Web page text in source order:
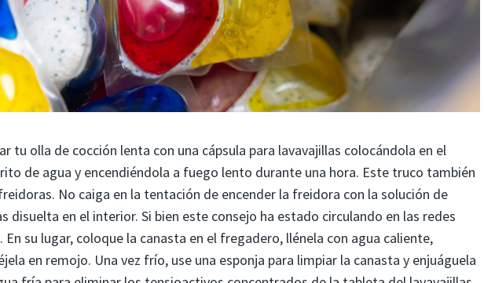
tu olla de cocción lenta con una cápsula para lavavajillas colocándola en el
de agua y encendiéndola a fuego lento durante una hora. Este truco también
No caiga en la tentación de encender la freidora con la solución de
disuelta en el interior. Si bien este consejo ha estado circulando en las redes
En su lugar, coloque la canasta en el fregadero, llénela con agua caliente,
en remojo. Una vez frío, use una esponja para limpiar la canasta y enjuáguela